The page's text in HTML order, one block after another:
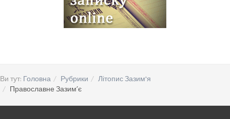
Ви тут: Головна Рубрики
Літопис Зазим'я
Православне Зазим’є